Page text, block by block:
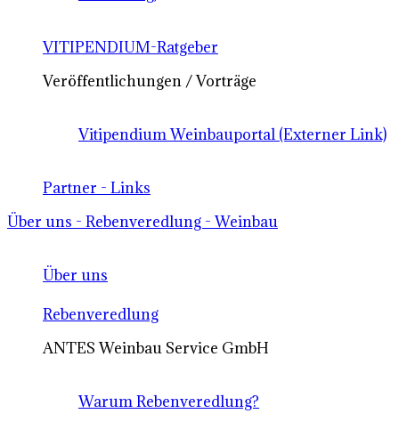
VITIPENDIUM-Ratgeber
Veröffentlichungen / Vorträge
Vitipendium Weinbauportal (Externer Link)
Partner - Links
Über uns - Rebenveredlung - Weinbau
Über uns
Rebenveredlung
ANTES Weinbau Service GmbH
Warum Rebenveredlung?